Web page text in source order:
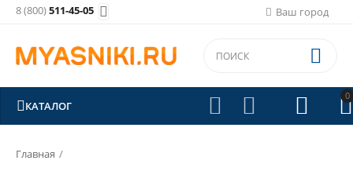
Ваш город
8 (800)511-45-05 
0


 

КАТАЛОГ
Главная /